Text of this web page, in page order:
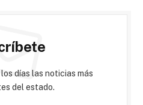
días las noticias más
del estado.